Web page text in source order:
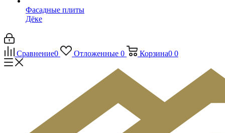
Фасадные плиты
Дёке
Сравнение0 Отложенные 0 Корзина0 0